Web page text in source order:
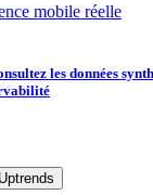
mobile réelle
les données